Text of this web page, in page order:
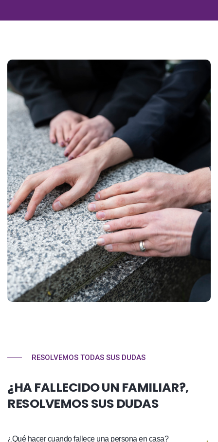
RESOLVEMOS TODAS SUS DUDAS
¿HA FALLECIDO UN FAMILIAR?,
RESOLVEMOS SUS DUDAS
¿Qué hacer cuando fallece una persona en casa?